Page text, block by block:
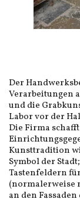
Der
Verarbeitungen
und die
Labor vor der
Die Firma
Kunsttradition
Symbol der
Tastenfeldern
(normalerweise
an den